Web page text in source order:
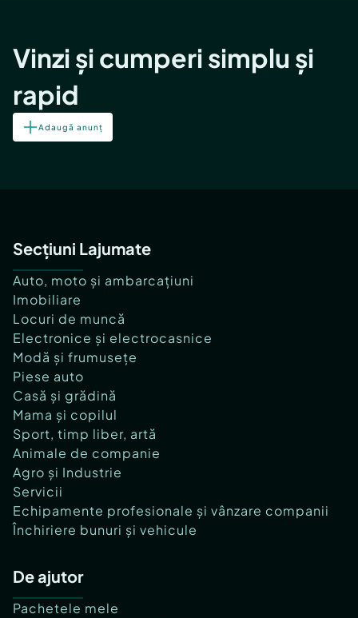
Vinzi și cumperi simplu și
rapid
Adaugă anunț
Secțiuni Lajumate
Auto, moto și ambarcațiuni
Imobiliare
Locuri de muncă
Electronice și electrocasnice
Modă și frumusețe
Piese auto
Casă și grădină
Mama și copilul
Sport, timp liber, artă
Animale de companie
Agro și Industrie
Servicii
Echipamente profesionale și vânzare companii
Închiriere bunuri și vehicule
De ajutor
Pachetele mele